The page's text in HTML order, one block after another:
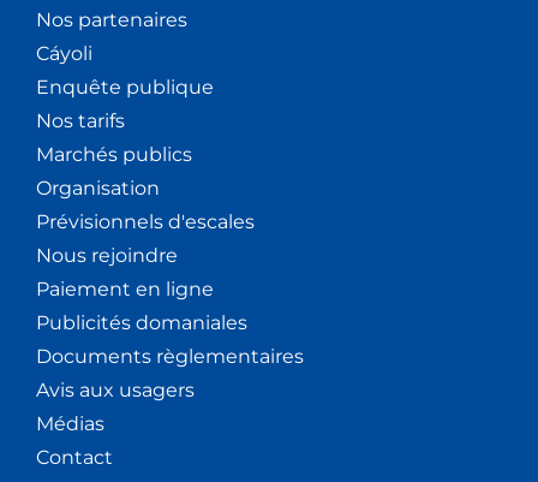
Nos partenaires
Cáyoli
Enquête publique
Nos tarifs
Marchés publics
Organisation
Prévisionnels d'escales
Nous rejoindre
Paiement en ligne
Publicités domaniales
Documents règlementaires
Avis aux usagers
Médias
Contact